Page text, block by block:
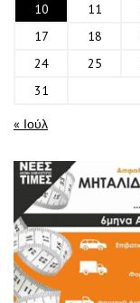
10
11
17
18
24
25
31
« Ιούλ